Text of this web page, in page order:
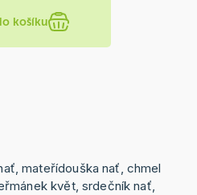
košíku
mateřídouška nať, chmel
květ, srdečník nať,